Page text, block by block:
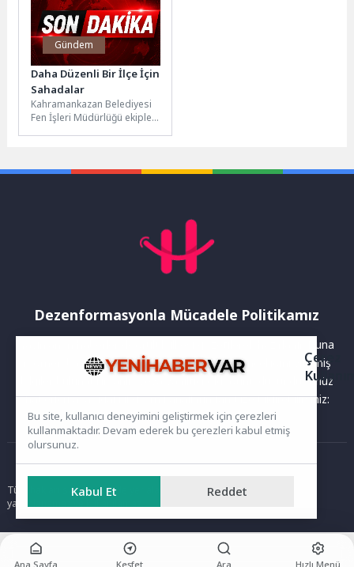
Gündem
Daha Düzenli Bir İlçe İçin
Sahadalar
Kahramankazan Belediyesi
Fen İşleri Müdürlüğü ekipleri,
Dezenformasyonla Mücadele Politikamız
Yayınlanan haberler doğruluk ilkesi gözetilerek hazırlanır. Buna
rağmen bazı içeriklerde eksik, hatalı veya güncelliğini yitirmiş
bilgiler bulunabilir.Yanlış veya yanıltıcı olduğunu düşündüğünüz
haberleri aşağıdaki iletişim kanallarından bize bildirebilirsiniz:
Ana Sayfa
Tüm hakları saklıdır. Sitede yer alan içerikler izinsiz kopyalanamaz,
yayımlanamaz ve kullanılamaz.
Ana Sayfa Keşfet Ara Hızlı Menü
Çerez
Bu site, kullanıcı deneyimini geliştirmek için çerezleri
kullanmaktadır. Devam ederek bu çerezleri kabul etmiş
olursunuz.
Kabul Et Reddet